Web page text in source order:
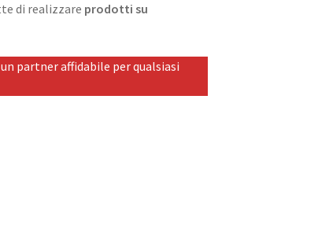
di realizzare prodotti su
partner affidabile per qualsiasi